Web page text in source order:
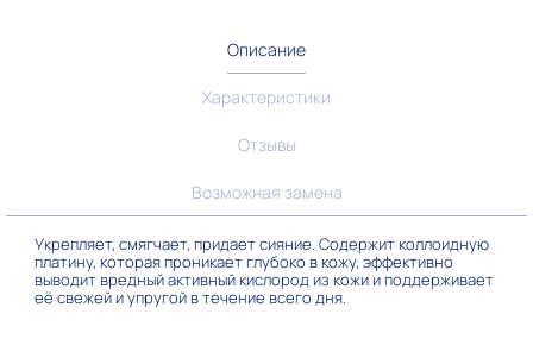
Описание
Характеристики
Отзывы
Возможная замена
Укрепляет, смягчает, придает сияние. Содержит коллоидную
платину, которая проникает глубоко в кожу, эффективно
выводит вредный активный кислород из кожи и поддерживает
её свежей и упругой в течение всего дня.